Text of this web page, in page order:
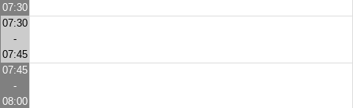
07:30
07:30
-
07:45
07:45
-
08:00